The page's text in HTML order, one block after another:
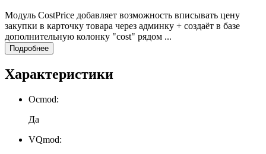
Модуль CostPrice добавляет возможность вписывать цену
закупки в карточку товара через админку + создаёт в базе
дополнительную колонку "cost" рядом ...
Подробнее
Характеристики
Ocmod:
Да
VQmod: